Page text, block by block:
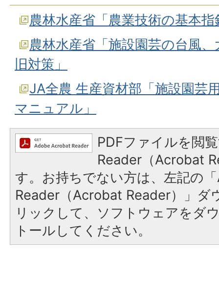
農林水産省「農業技術の基本
農林水産省「施設園芸の台風
旧対策」
JA全農 生産資材部「施設園芸
マニュアル」
PDFファイルを閲
Reader（Acrobat
す。お持ちでない方は、左記の
Reader（Acrobat Reader）」ダ
リックして、ソフトウェアをダ
トールしてください。